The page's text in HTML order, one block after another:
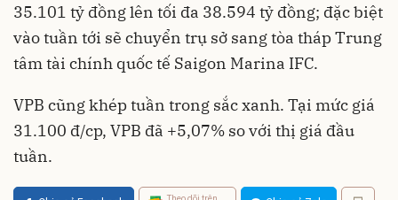
35.101 tỷ đồng lên tối đa 38.594 tỷ đồng; đặc biệt
vào tuần tới sẽ chuyển trụ sở sang tòa tháp Trung
tâm tài chính quốc tế Saigon Marina IFC.
VPB cũng khép tuần trong sắc xanh. Tại mức giá
31.100 đ/cp, VPB đã +5,07% so với thị giá đầu
tuần.